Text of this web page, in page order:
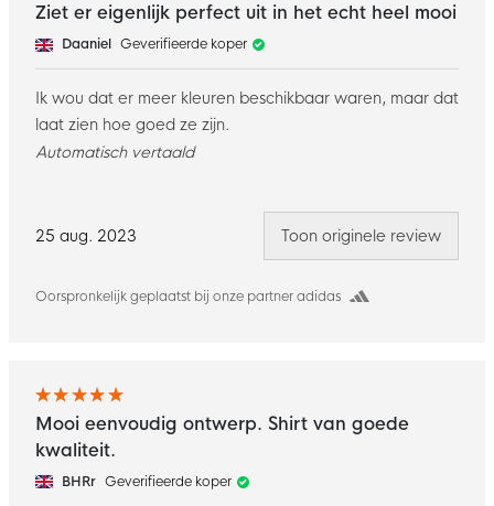
25 aug. 2023
Oorspronkelijk geplaatst bij onze partner adidas
Ziet er eigenlijk perfect uit in het echt heel mooi
Daaniel Geverifieerde koper
Ik wou dat er meer kleuren beschikbaar waren, maar dat
laat zien hoe goed ze zijn.
Automatisch vertaald
Toon originele review
Mooi eenvoudig ontwerp. Shirt van goede
kwaliteit.
BHRr Geverifieerde koper